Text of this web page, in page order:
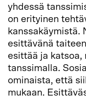
yhdessä
on erityinen
kanssakäymistä.
esittävänä
esittää ja katsoa,
tanssimalla.
ominaista, että
mukaan.